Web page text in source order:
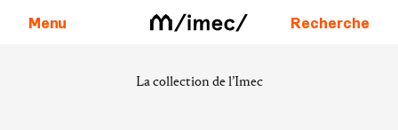
Menu Recherche
La collection de l’Imec